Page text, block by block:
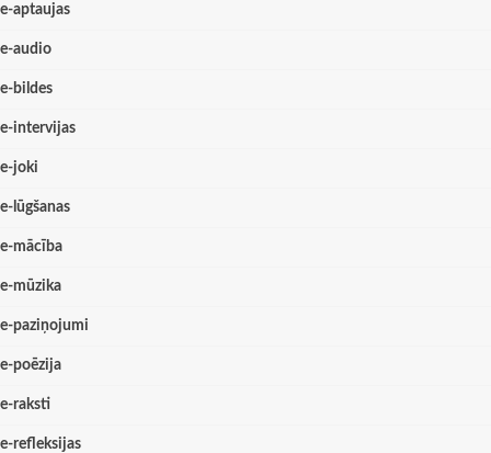
e-aptaujas
e-audio
e-bildes
e-intervijas
e-joki
e-lūgšanas
e-mācība
e-mūzika
e-paziņojumi
e-poēzija
e-raksti
e-refleksijas